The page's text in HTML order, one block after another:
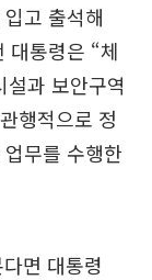
고 출석해
대통령은 “체
과 보안구역
행적으로 정
무를 수행한
면 대통령